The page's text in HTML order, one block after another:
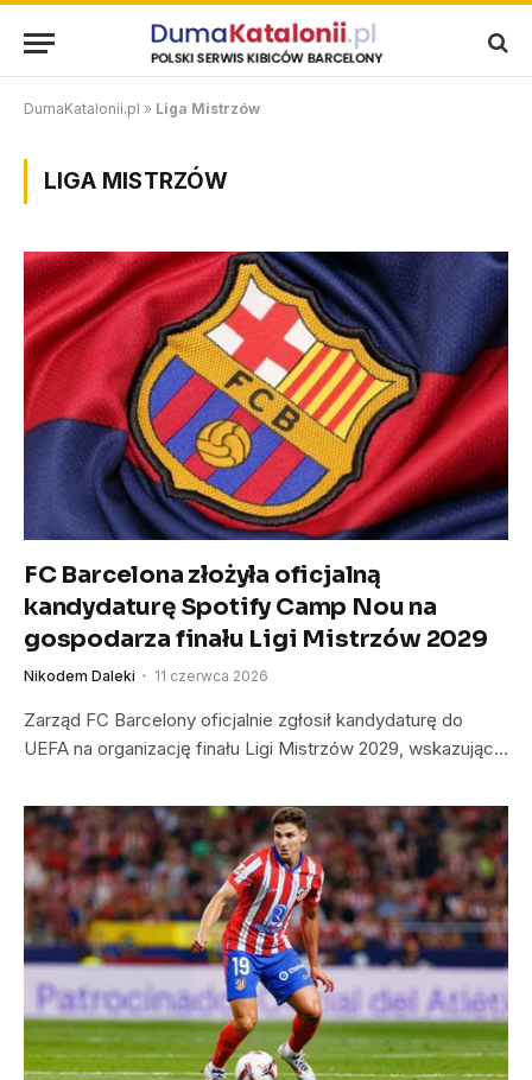
DumaKatalonii.pl » Liga Mistrzów
LIGA MISTRZÓW
FC Barcelona złożyła oficjalną
kandydaturę Spotify Camp Nou na
gospodarza finału Ligi Mistrzów 2029
Nikodem Daleki 11 czerwca 2026
Zarząd FC Barcelony oficjalnie zgłosił kandydaturę do
UEFA na organizację finału Ligi Mistrzów 2029, wskazując…